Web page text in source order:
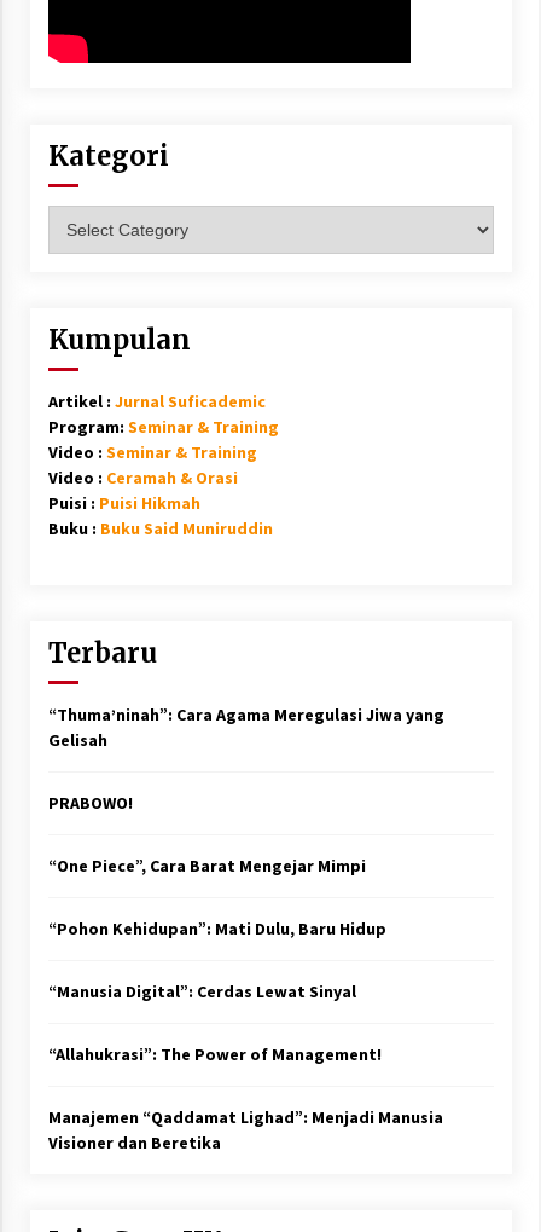
Kategori
Kumpulan
Artikel : Jurnal Suficademic
Program: Seminar & Training
Video : Seminar & Training
Video : Ceramah & Orasi
Puisi : Puisi Hikmah
Buku : Buku Said Muniruddin
Terbaru
“Thuma’ninah”: Cara Agama Meregulasi Jiwa yang
Gelisah
PRABOWO!
“One Piece”, Cara Barat Mengejar Mimpi
“Pohon Kehidupan”: Mati Dulu, Baru Hidup
“Manusia Digital”: Cerdas Lewat Sinyal
“Allahukrasi”: The Power of Management!
Manajemen “Qaddamat Lighad”: Menjadi Manusia
Visioner dan Beretika